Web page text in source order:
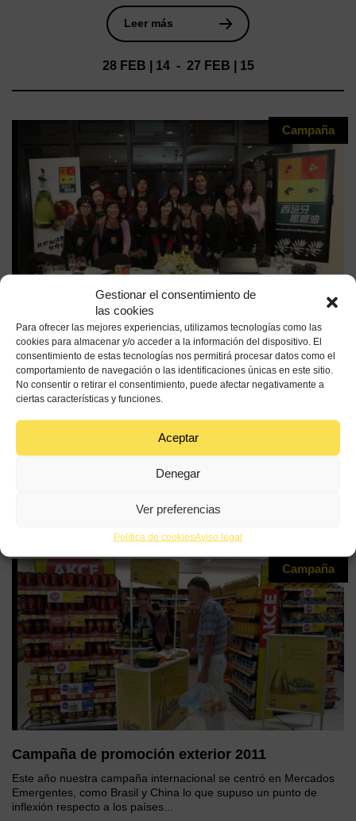
Gestionar el consentimiento de
las cookies
Para ofrecer las mejores experiencias, utilizamos tecnologías como las
cookies para almacenar y/o acceder a la información del dispositivo. El
consentimiento de estas tecnologías nos permitirá procesar datos como el
comportamiento de navegación o las identificaciones únicas en este sitio.
No consentir o retirar el consentimiento, puede afectar negativamente a
ciertas características y funciones.
Aceptar
Denegar
Ver preferencias
Política de cookiesAviso legal
Leer más
28 FEB | 14 - 27 FEB | 15
Campaña
Campaña de promoción exterior 2012
Con el objetivo prioritario de divulgar las bondades y usos del
producto y de formar a los consumidores, en 2012 diseñamos
30 ABR | 12 - 30 MAY | 12
Campaña
Campaña de promoción exterior 2011
Este año nuestra campaña internacional se centró en Mercados
Emergentes, como Brasil y China lo que supuso un punto de
inflexión respecto a los países...